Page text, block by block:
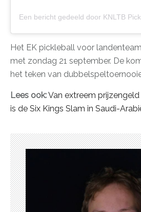
Het EK pickleball voor
met zondag 21 september. De
het teken van
Lees ook:Van extreem
is de Six Kings Slam in Saudi-